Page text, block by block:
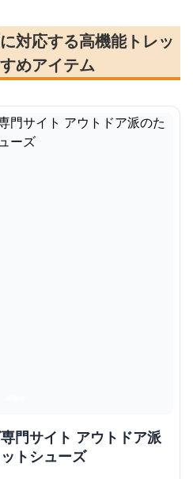
対応する高機能トレッ
めアイテム
門サイト アウトドア派
トシューズ